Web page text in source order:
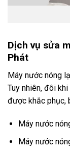
Dịch vụ sửa
Phát
Máy nước nóng
Tuy nhiên, đôi
được khắc phục,
Máy nước
Máy nước